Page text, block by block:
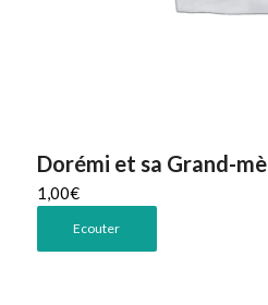
Dorémi et sa Grand-
1,00€
Ecouter